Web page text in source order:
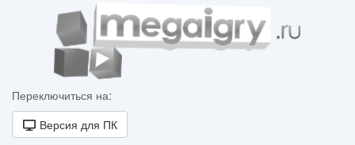
Переключиться на:
Версия для ПК